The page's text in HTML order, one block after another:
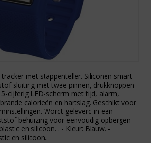
met stappenteller. Siliconen smart
sluiting met twee pinnen, drukknoppen
cijferig LED-scherm met tijd, alarm,
calorieën en hartslag. Geschikt voor
Wordt geleverd in een
behuizing voor eenvoudig opbergen
en silicoon. . - Kleur: Blauw. -
en silicoon..